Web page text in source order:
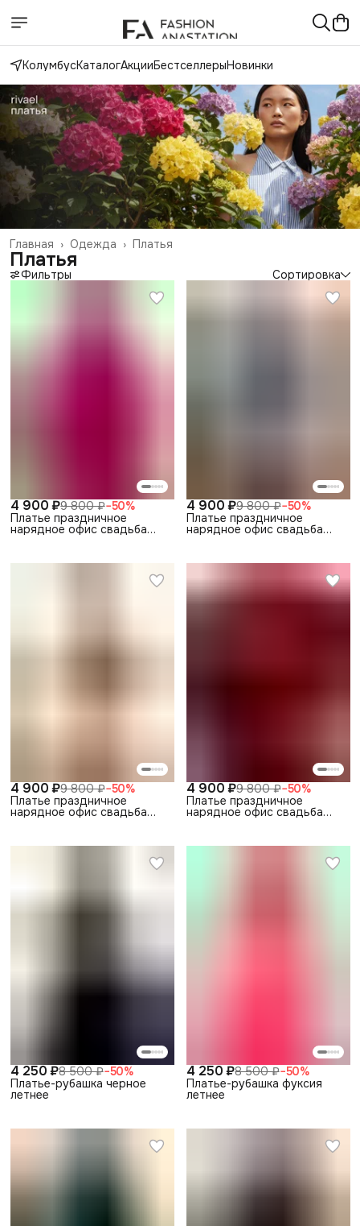
КолумбусКаталогАкцииБестселлерыНовинки
Платья
Одежда ›
Главная ›
Платья
Фильтры Сортировка
4 900 ₽9 800 ₽−50%
Платье праздничное
нарядное офис свадьба
4 900 ₽9 800 ₽−50%
Платье праздничное
нарядное офис свадьба
4 900 ₽9 800 ₽−50%
Платье праздничное
нарядное офис свадьба
4 900 ₽9 800 ₽−50%
Платье праздничное
нарядное офис свадьба
4 250 ₽8 500 ₽−50%
Платье-рубашка черное
летнее
4 250 ₽8 500 ₽−50%
Платье-рубашка фуксия
летнее